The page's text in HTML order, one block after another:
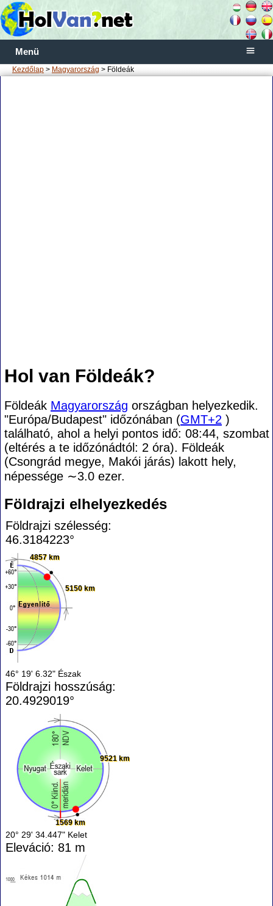
Menü
Kezdőlap > Magyarország > Földeák
Hol van Földeák?
Földeák Magyarország országban helyezkedik.
"Európa/Budapest" időzónában (GMT+2 )
található, ahol a helyi pontos idő: 08:44, szombat
(eltérés a te időzónádtól: 2 óra). Földeák
(Csongrád megye, Makói járás) lakott hely,
népessége ∼3.0 ezer.
Földrajzi elhelyezkedés
Földrajzi szélesség:
46.3184223°
4857 km
5150 km
46° 19' 6.32" Észak
Földrajzi hosszúság:
20.4929019°
1569 km
9521 km
20° 29' 34.447" Kelet
Eleváció: 81 m